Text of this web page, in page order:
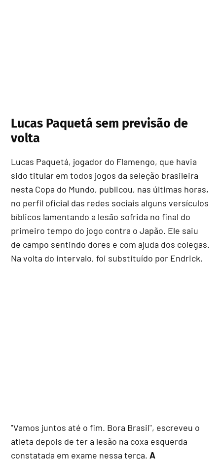
Lucas Paquetá sem previsão de
volta
Lucas Paquetá, jogador do Flamengo, que havia
sido titular em todos jogos da seleção brasileira
nesta Copa do Mundo, publicou, nas últimas horas,
no perfil oficial das redes sociais alguns versículos
bíblicos lamentando a lesão sofrida no final do
primeiro tempo do jogo contra o Japão. Ele saiu
de campo sentindo dores e com ajuda dos colegas.
Na volta do intervalo, foi substituído por Endrick.
"Vamos juntos até o fim. Bora Brasil", escreveu o
atleta depois de ter a lesão na coxa esquerda
constatada em exame nessa terça. A